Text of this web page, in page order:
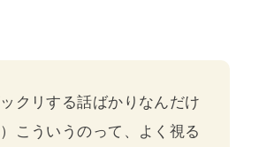
クリする話ばかりなんだけ
こういうのって、よく視る